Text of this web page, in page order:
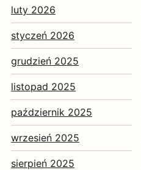
luty 2026
styczeń 2026
grudzień 2025
listopad 2025
październik 2025
wrzesień 2025
sierpień 2025